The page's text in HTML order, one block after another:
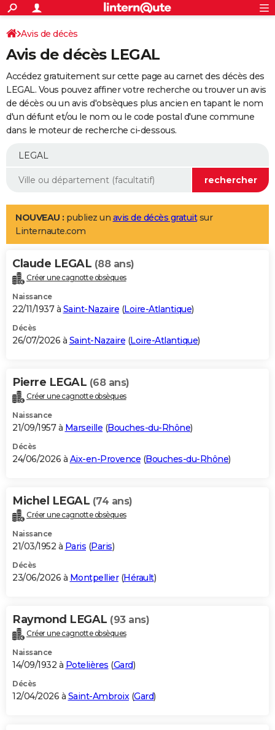
ACTUALITÉS
Politique
Société
Faits Divers
Education
Monde
Villes
+
SPORT
Coupe du monde 2026
Football
Tennis
Cyclisme
Rugby
Forum
Programme TV
TNTStreaming
Cinéma
Sorties cinéma
Musique
+FINANCE
Retraite
Impôts
Epargne
Immobilier
Risques naturels par ville
Banque
Assurance
Crédit
AUTO
Essais
Réserver un essai
Citadines
Berlines
SUV
Forum auto
+
Mobiles
Meilleur smartphone
Internet
Ordinateurs
Jeux vidéo
Guide high-tech
Aménagement intérieur
LIFESTYLE
Art de vivre
Bien-être
Loisirs
Mode
Modes de vie
Alimentation
Guide de la santé
Maladies
Médicaments
Sommeil
VOYAGE
Destinations
City break
Voyage nature
Voyage de noces
Forum
Climat
+PHOTO
GUIDES D'ACHAT
BONS PLANS
Carte de Noël
Carte Bonne année
Carte Saint-Valentin
Carte Pâques
Carte d'anniversaire
DICTIONNAIRE
Dictionnaire
Biographies
Citations
Expressions
Proverbes
PROGRAMME TV
S'inscrire
Se connecter
Lycées
Collèges
Primaires
Universités
Entreprises
Service militaire
Avis de recherche
AVIS DE DÉCÈS
Bricolage
Lifestyle
Culture
Sport
Auto
Television
Voyage
Cinema
Avis de décès
Avis de décès LEGAL
Accédez gratuitement sur cette page au carnet des décès des
LEGAL. Vous pouvez affiner votre recherche ou trouver un avis
de décès ou un avis d'obsèques plus ancien en tapant le nom
d'un défunt et/ou le nom ou le code postal d'une commune
dans le moteur de recherche ci-dessous.
NOUVEAU : publiez un avis de décès gratuitsur
Linternaute.com
Claude LEGAL (88 ans)
Créer une cagnotte obsèques
Naissance
22/11/1937 à Saint-Nazaire (Loire-Atlantique)
Décès
26/07/2026 à Saint-Nazaire (Loire-Atlantique)
Pierre LEGAL (68 ans)
Créer une cagnotte obsèques
Naissance
21/09/1957 à Marseille (Bouches-du-Rhône)
Décès
24/06/2026 à Aix-en-Provence (Bouches-du-Rhône)
Michel LEGAL (74 ans)
Créer une cagnotte obsèques
Naissance
21/03/1952 à Paris (Paris)
Décès
23/06/2026 à Montpellier(Hérault)
Raymond LEGAL (93 ans)
Créer une cagnotte obsèques
Naissance
14/09/1932 à Potelières (Gard)
Décès
12/04/2026 à Saint-Ambroix (Gard)